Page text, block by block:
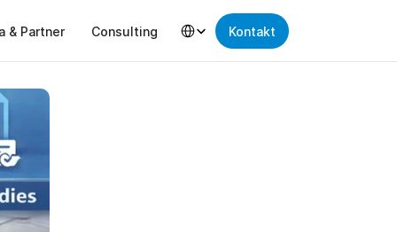
& Partner Consulting
Select Language
Kontakt